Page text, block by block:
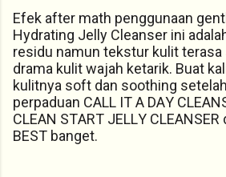
Efek after math penggunaan
Hydrating Jelly Cleanser ini
residu namun tekstur kulit terasa
drama kulit wajah ketarik. Buat
kulitnya soft dan soothing
perpaduan CALL IT A DAY
CLEAN START JELLY
BEST banget.